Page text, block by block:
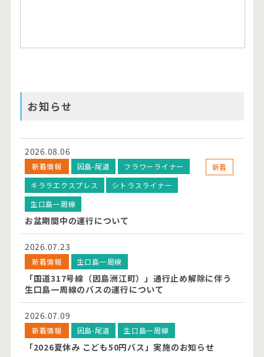
お知らせ
2026.08.06
新着情報 因島-尾道
フラワーライナー
キララエクスプレス
シトラスライナー
生口島一周線
新着
お盆期間中の運行について
2026.07.23
新着情報 生口島一周線
「国道317号線（因島洲江町）」通行止め解除に伴う
生口島一周線のバスの運行について
2026.07.09
新着情報 因島-尾道 生口島一周線
「2026夏休み こども50円バス」実施のお知らせ